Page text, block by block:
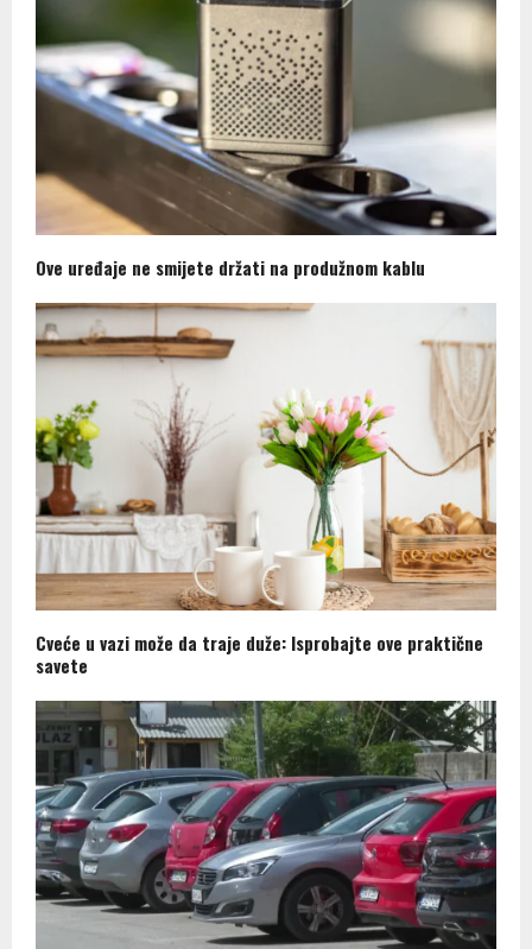
Ove uređaje ne smijete držati na produžnom kablu
Cveće u vazi može da traje duže: Isprobajte ove praktične
savete